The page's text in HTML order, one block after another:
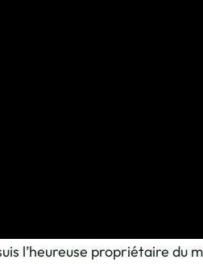
l’heureuse propriétaire du